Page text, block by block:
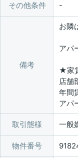
その他条件
備考
お隣
アパ
★家
店舗
年間
アパ
取引態様 一般
物件番号